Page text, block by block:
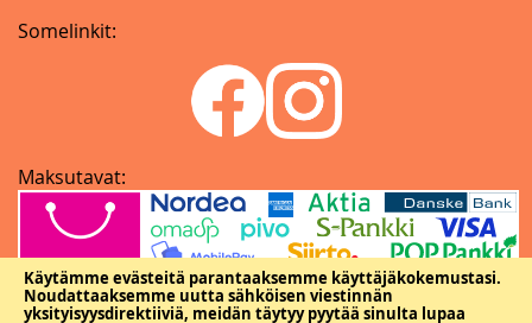
Käytämme evästeitä parantaaksemme käyttäjäkokemustasi.
Noudattaaksemme uutta sähköisen viestinnän
yksityisyysdirektiiviä, meidän täytyy pyytää sinulta lupaa
Somelinkit:
Maksutavat: